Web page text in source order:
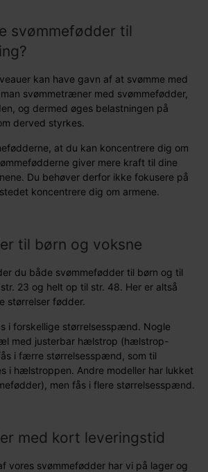
svømmefødder til
kan have gavn af at svømme med
svømmetræner med svømmefødder,
og dermed øges belastningen på
derved styrkes.
at du kan koncentrere dig om
giver mere kraft til dine
Du behøver derfor ikke fokusere på
koncentrere dig om armene.
til børn og voksne
du både svømmefødder til børn og til
23 og helt op til str. 48. Her er altså
størrelser fødder.
i forskellige størrelsesspænd. Nogle
med justerbar hælstrop (hælstrop-
i færre størrelsesspænd, som til
i hælstroppen. Andre modeller har lukket
men fås i flere størrelsesspænd.
med kort leveringstid
vores svømmefødder har vi på lager og